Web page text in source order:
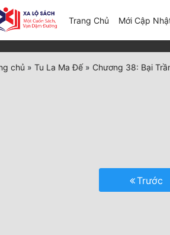
Trang Chủ Mới Cập
chủ » Tu La Ma Đế» Chương 38: Bại
Trước